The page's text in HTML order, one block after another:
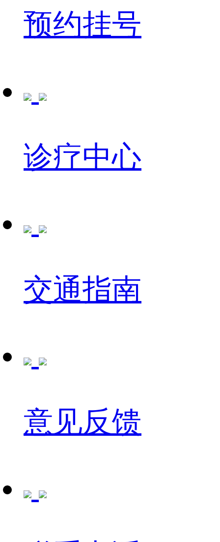
预约挂号
诊疗中心
交通指南
意见反馈